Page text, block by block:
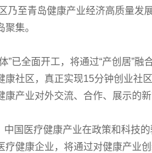
乃至青岛健康产业经济高质量发
集。
”已全面开工，将通过“产创居”
社区，真正实现15分钟创业社
产业对外交流、合作、展示的新
中国医疗健康产业在政策和科技
健康企业，将通过对健康产业